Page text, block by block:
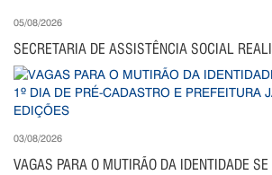
05/08/2026
SECRETARIA DE ASSISTÊNCIA SOCIAL
03/08/2026
VAGAS PARA O MUTIRÃO DA IDENTIDADE SE